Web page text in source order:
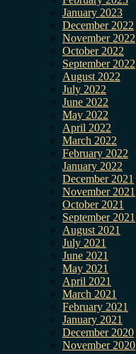
January 2023
December 2022
November 2022
October 2022
September 2022
August 2022
July 2022
June 2022
May 2022
April 2022
March 2022
February 2022
January 2022
December 2021
November 2021
October 2021
September 2021
August 2021
July 2021
June 2021
May 2021
April 2021
March 2021
February 2021
January 2021
December 2020
November 2020